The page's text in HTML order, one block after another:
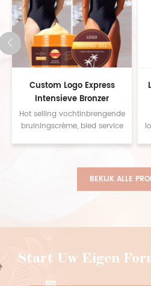
Custom Logo Express
Intensieve Bronzer
Zonnebank Tanning Gel
Natuurlijke
Hot selling vochtinbrengende
bruiningscrème, bied service
ons op voor monsters
BEKIJK ALLE
Start Uw Eigen